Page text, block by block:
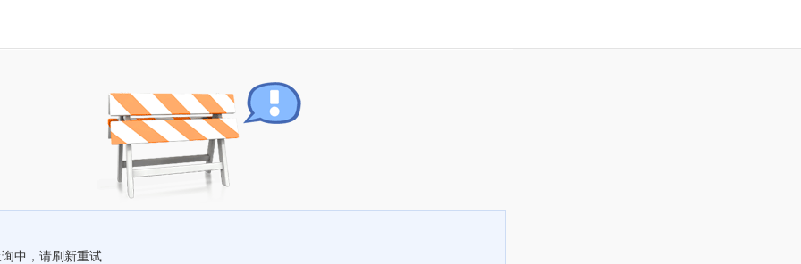
中，请刷新重试